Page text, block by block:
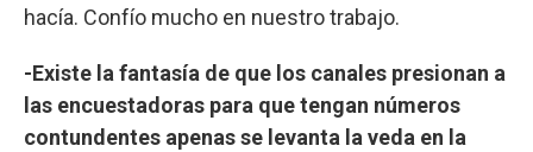
hacía. Confío mucho en nuestro trabajo.
-Existe la fantasía de que los canales presionan a
las encuestadoras para que tengan números
contundentes apenas se levanta la veda en la